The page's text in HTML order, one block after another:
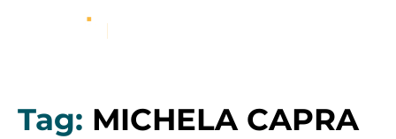
Tag: MICHELA CAPRA